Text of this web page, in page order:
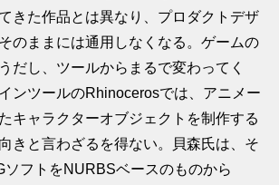
きた作品とは異なり、プロダクトデザ
のままには通用しなくなる。ゲームの
だし、ツールからまるで変わってく
ンツールのRhinocerosでは、アニメー
キャラクターオブジェクトを制作する
きと言わざるを得ない。貝森氏は、そ
ソフトをNURBSベースのものから